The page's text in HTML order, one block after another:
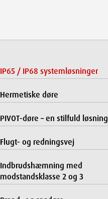
IP65 / IP68 systemløsninger
Hermetiske døre
PIVOT-døre – en stilfuld løsning
Flugt- og redningsvej
Indbrudshæmning med
modstandsklasse 2 og 3